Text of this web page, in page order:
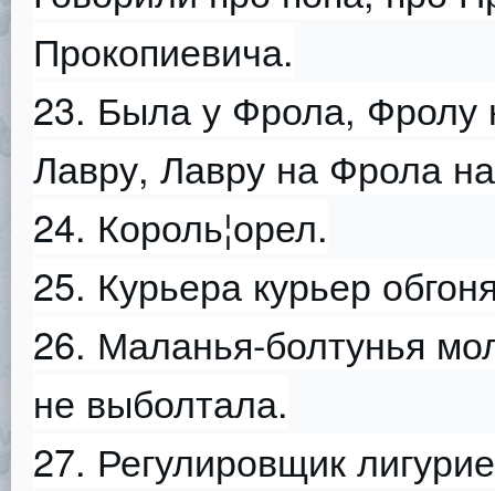
Прокопиевича.
23. Была у Фрола, Фролу
Лавру, Лавру на Фрола
24. Король¦орел.
25. Курьера курьер
26. Маланья-болтунья
не выболтала.
27. Регулировщик